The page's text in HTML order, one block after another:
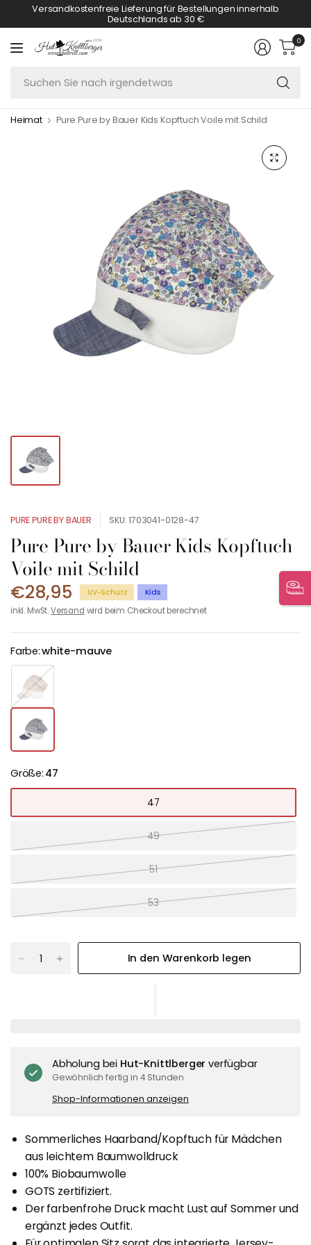
Versandkostenfreie Lieferung für Bestellungen innerhalb
Deutschlands ab 30 €
0
Heimat Pure Pure by Bauer Kids Kopftuch Voile mit Schild
PURE PURE BY BAUER SKU: 1703041-0128-47
Pure Pure by Bauer Kids Kopftuch
Voile mit Schild
€28,95 UV-Schutz Kids
inkl. MwSt.Versand wird beim Checkout berechnet
Farbe:white-mauve
u
n
d
e
Größe: 47
47
49
51
53
In den Warenkorb legen
Abholung bei Hut-Knittlberger verfügbar
Gewöhnlich fertig in 4 Stunden
Shop-Informationen anzeigen
Sommerliches Haarband/Kopftuch für Mädchen
aus leichtem Baumwolldruck
100% Biobaumwolle
GOTS zertifiziert.
Der farbenfrohe Druck macht Lust auf Sommer und
ergänzt jedes Outfit.